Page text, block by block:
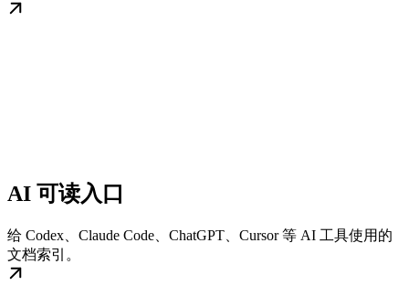
AI 可读入口
给 Codex、Claude Code、ChatGPT、Cursor 等 AI 工具使用的
文档索引。